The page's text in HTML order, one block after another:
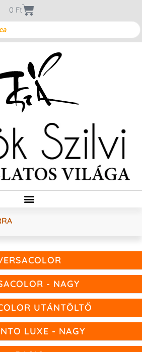
0 Ft
- NAGY
UTÁNTÖLTŐ
LUXE - NAGY